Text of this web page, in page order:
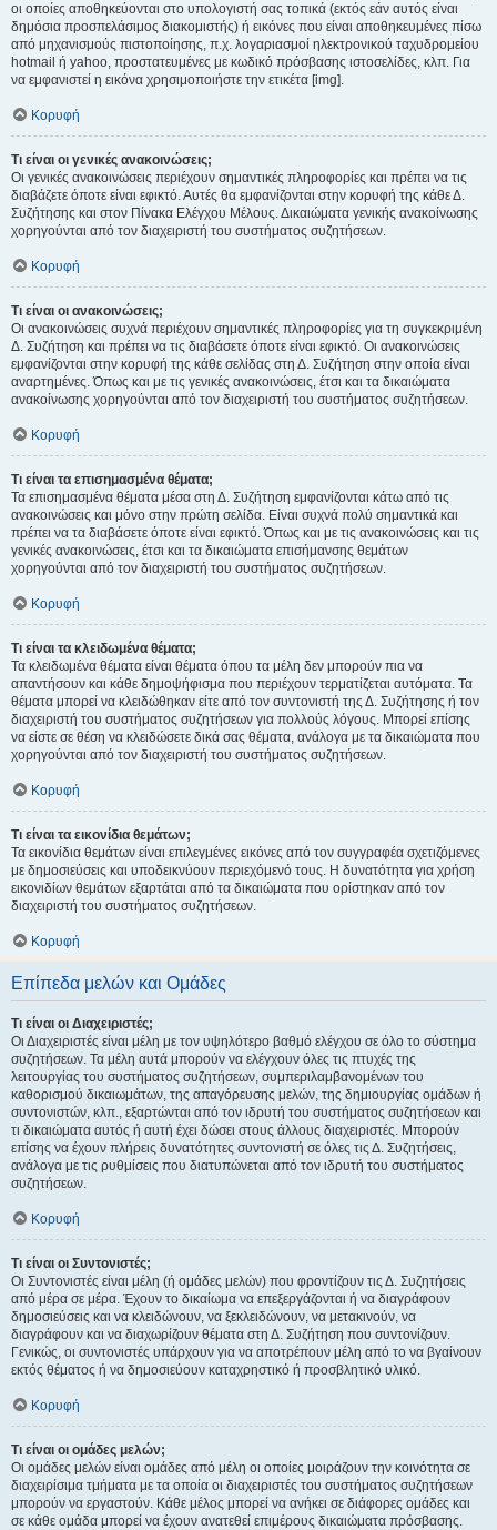
οι οποίες αποθηκεύονται στο υπολογιστή σας τοπικά (εκτός εάν αυτός είναι
δημόσια προσπελάσιμος διακομιστής) ή εικόνες που είναι αποθηκευμένες πίσω
από μηχανισμούς πιστοποίησης, π.χ. λογαριασμοί ηλεκτρονικού ταχυδρομείου
hotmail ή yahoo, προστατευμένες με κωδικό πρόσβασης ιστοσελίδες, κλπ. Για
να εμφανιστεί η εικόνα χρησιμοποιήστε την ετικέτα [img].
Κορυφή
Τι είναι οι γενικές ανακοινώσεις;
Οι γενικές ανακοινώσεις περιέχουν σημαντικές πληροφορίες και πρέπει να τις
διαβάζετε όποτε είναι εφικτό. Αυτές θα εμφανίζονται στην κορυφή της κάθε Δ.
Συζήτησης και στον Πίνακα Ελέγχου Μέλους. Δικαιώματα γενικής ανακοίνωσης
χορηγούνται από τον διαχειριστή του συστήματος συζητήσεων.
Κορυφή
Τι είναι οι ανακοινώσεις;
Οι ανακοινώσεις συχνά περιέχουν σημαντικές πληροφορίες για τη συγκεκριμένη
Δ. Συζήτηση και πρέπει να τις διαβάσετε όποτε είναι εφικτό. Οι ανακοινώσεις
εμφανίζονται στην κορυφή της κάθε σελίδας στη Δ. Συζήτηση στην οποία είναι
αναρτημένες. Όπως και με τις γενικές ανακοινώσεις, έτσι και τα δικαιώματα
ανακοίνωσης χορηγούνται από τον διαχειριστή του συστήματος συζητήσεων.
Κορυφή
Τι είναι τα επισημασμένα θέματα;
Τα επισημασμένα θέματα μέσα στη Δ. Συζήτηση εμφανίζονται κάτω από τις
ανακοινώσεις και μόνο στην πρώτη σελίδα. Είναι συχνά πολύ σημαντικά και
πρέπει να τα διαβάσετε όποτε είναι εφικτό. Όπως και με τις ανακοινώσεις και τις
γενικές ανακοινώσεις, έτσι και τα δικαιώματα επισήμανσης θεμάτων
χορηγούνται από τον διαχειριστή του συστήματος συζητήσεων.
Κορυφή
Τι είναι τα κλειδωμένα θέματα;
Τα κλειδωμένα θέματα είναι θέματα όπου τα μέλη δεν μπορούν πια να
απαντήσουν και κάθε δημοψήφισμα που περιέχουν τερματίζεται αυτόματα. Τα
θέματα μπορεί να κλειδώθηκαν είτε από τον συντονιστή της Δ. Συζήτησης ή τον
διαχειριστή του συστήματος συζητήσεων για πολλούς λόγους. Μπορεί επίσης
να είστε σε θέση να κλειδώσετε δικά σας θέματα, ανάλογα με τα δικαιώματα που
χορηγούνται από τον διαχειριστή του συστήματος συζητήσεων.
Κορυφή
Τι είναι τα εικονίδια θεμάτων;
Τα εικονίδια θεμάτων είναι επιλεγμένες εικόνες από τον συγγραφέα σχετιζόμενες
με δημοσιεύσεις και υποδεικνύουν περιεχόμενό τους. Η δυνατότητα για χρήση
εικονιδίων θεμάτων εξαρτάται από τα δικαιώματα που ορίστηκαν από τον
διαχειριστή του συστήματος συζητήσεων.
Κορυφή
Επίπεδα μελών και Ομάδες
Τι είναι οι Διαχειριστές;
Οι Διαχειριστές είναι μέλη με τον υψηλότερο βαθμό ελέγχου σε όλο το σύστημα
συζητήσεων. Τα μέλη αυτά μπορούν να ελέγχουν όλες τις πτυχές της
λειτουργίας του συστήματος συζητήσεων, συμπεριλαμβανομένων του
καθορισμού δικαιωμάτων, της απαγόρευσης μελών, της δημιουργίας ομάδων ή
συντονιστών, κλπ., εξαρτώνται από τον ιδρυτή του συστήματος συζητήσεων και
τι δικαιώματα αυτός ή αυτή έχει δώσει στους άλλους διαχειριστές. Μπορούν
επίσης να έχουν πλήρεις δυνατότητες συντονιστή σε όλες τις Δ. Συζητήσεις,
ανάλογα με τις ρυθμίσεις που διατυπώνεται από τον ιδρυτή του συστήματος
συζητήσεων.
Κορυφή
Τι είναι οι Συντονιστές;
Οι Συντονιστές είναι μέλη (ή ομάδες μελών) που φροντίζουν τις Δ. Συζητήσεις
από μέρα σε μέρα. Έχουν το δικαίωμα να επεξεργάζονται ή να διαγράφουν
δημοσιεύσεις και να κλειδώνουν, να ξεκλειδώνουν, να μετακινούν, να
διαγράφουν και να διαχωρίζουν θέματα στη Δ. Συζήτηση που συντονίζουν.
Γενικώς, οι συντονιστές υπάρχουν για να αποτρέπουν μέλη από το να βγαίνουν
εκτός θέματος ή να δημοσιεύουν καταχρηστικό ή προσβλητικό υλικό.
Κορυφή
Τι είναι οι ομάδες μελών;
Οι ομάδες μελών είναι ομάδες από μέλη οι οποίες μοιράζουν την κοινότητα σε
διαχειρίσιμα τμήματα με τα οποία οι διαχειριστές του συστήματος συζητήσεων
μπορούν να εργαστούν. Κάθε μέλος μπορεί να ανήκει σε διάφορες ομάδες και
σε κάθε ομάδα μπορεί να έχουν ανατεθεί επιμέρους δικαιώματα πρόσβασης.